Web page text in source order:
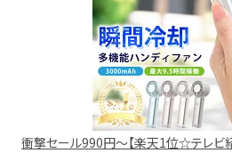
衝撃セール990円〜【楽天1位☆テレビ